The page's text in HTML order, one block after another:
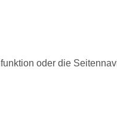
oder die